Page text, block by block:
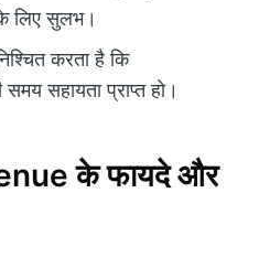
लिए सुलभ।
करता है कि
सहायता प्राप्त हो।
के फायदे और